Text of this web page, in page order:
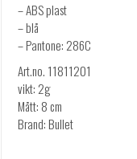
– ABS plast
– blå
– Pantone: 286C
Art.no. 11811201
vikt: 2g
Mått: 8 cm
Brand: Bullet